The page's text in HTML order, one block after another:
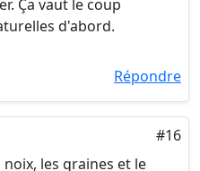
Ça vaut le coup
d'abord.
Répondre
#16
noix, les graines et le